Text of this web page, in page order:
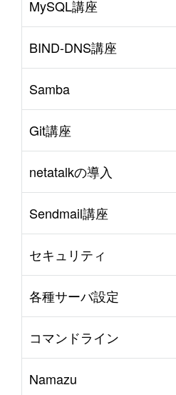
MySQL講座
BIND-DNS講座
Samba
Git講座
netatalkの導入
Sendmail講座
セキュリティ
各種サーバ設定
コマンドライン
Namazu